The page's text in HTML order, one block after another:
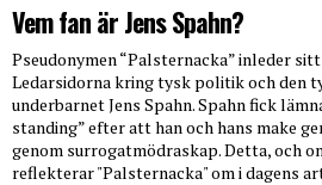
Vem fan är Jens Spahn?
Pseudonymen “Palsternacka” inleder
Ledarsidorna kring tysk politik och den
underbarnet Jens Spahn. Spahn fick
standing” efter att han och hans make
genom surrogatmödraskap. Detta, och
reflekterar "Palsternacka" om i dagens